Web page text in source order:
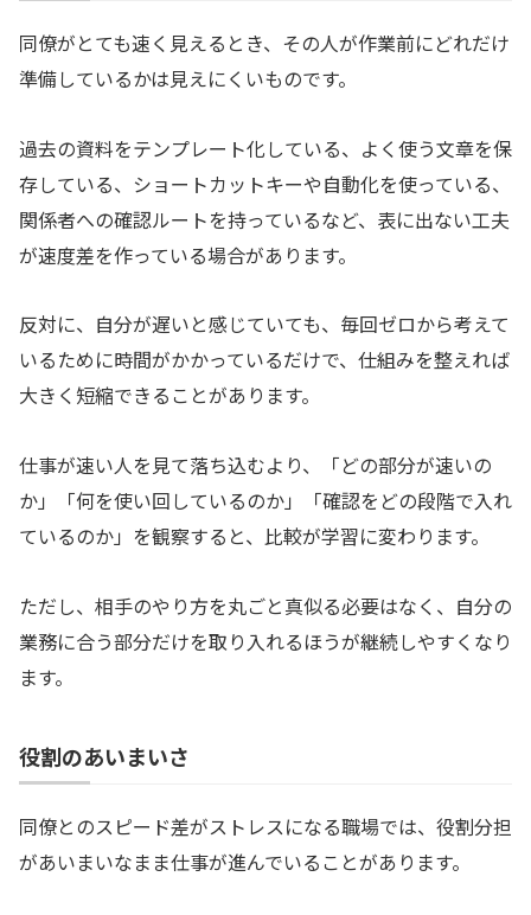
同僚がとても速く見えるとき、その人が作業前にどれだけ
準備しているかは見えにくいものです。
過去の資料をテンプレート化している、よく使う文章を保
存している、ショートカットキーや自動化を使っている、
関係者への確認ルートを持っているなど、表に出ない工夫
が速度差を作っている場合があります。
反対に、自分が遅いと感じていても、毎回ゼロから考えて
いるために時間がかかっているだけで、仕組みを整えれば
大きく短縮できることがあります。
仕事が速い人を見て落ち込むより、「どの部分が速いの
か」「何を使い回しているのか」「確認をどの段階で入れ
ているのか」を観察すると、比較が学習に変わります。
ただし、相手のやり方を丸ごと真似る必要はなく、自分の
業務に合う部分だけを取り入れるほうが継続しやすくなり
ます。
役割のあいまいさ
同僚とのスピード差がストレスになる職場では、役割分担
があいまいなまま仕事が進んでいることがあります。